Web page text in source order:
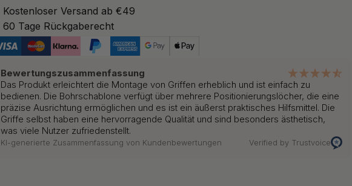
Kostenloser Versand ab €49
60 Tage Rückgaberecht
Bewertungszusammenfassung
Das Produkt erleichtert die Montage von Griffen erheblich und ist einfach zu
bedienen. Die Bohrschablone verfügt über mehrere Positionierungslöcher, die eine
präzise Ausrichtung ermöglichen und es ist ein äußerst praktisches Hilfsmittel. Die
Griffe selbst haben eine hervorragende Qualität und sind besonders ästhetisch,
was viele Nutzer zufriedenstellt.
KI-generierte Zusammenfassung von Kundenbewertungen Verified by Trustvoice